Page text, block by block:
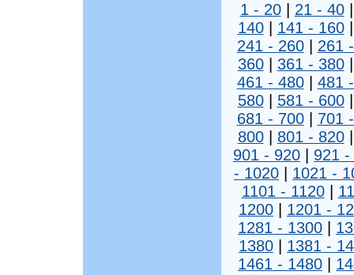
1 - 20| 21 - 40
140| 141 - 160
241 - 260| 261
360| 361 - 380
461 - 480| 481
580| 581 - 600
681 - 700| 701
800| 801 - 820
901 - 920
921 -
- 1020
1021 -
1101 - 1120|
1200
1201 -
1281 - 1300
1380
1381 -
1461 - 1480